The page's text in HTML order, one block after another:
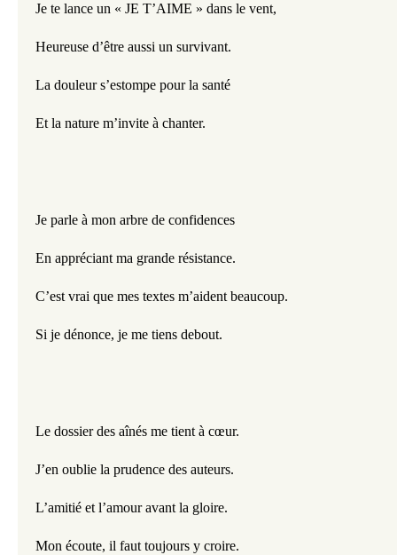
Je te lance un « JE T’AIME » dans le vent,
Heureuse d’être aussi un survivant.
La douleur s’estompe pour la santé
Et la nature m’invite à chanter.
Je parle à mon arbre de confidences
En appréciant ma grande résistance.
C’est vrai que mes textes m’aident beaucoup.
Si je dénonce, je me tiens debout.
Le dossier des aînés me tient à cœur.
J’en oublie la prudence des auteurs.
L’amitié et l’amour avant la gloire.
Mon écoute, il faut toujours y croire.